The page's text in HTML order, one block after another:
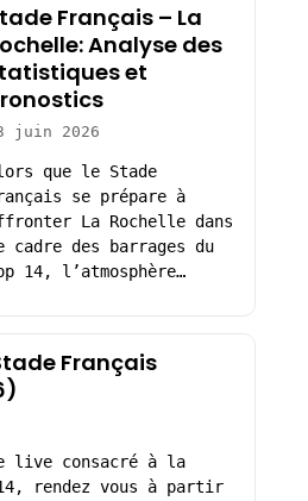
Français – La
Analyse des
et
juin 2026
que le Stade
se prépare à
La Rochelle dans
cadre des barrages du
14, l’atmosphère…
Français
live consacré à la
rendez vous à partir